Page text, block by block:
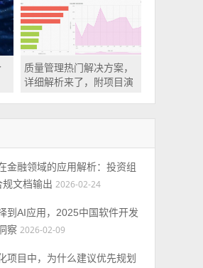
质量管理热门解决方案，
详细解析来了，附项目演
金融领域的应用解析：投资组
文档输出 2026-02-24
到AI应用，2025中国软件开发
察 2026-02-09
项目中，为什么建议优先规划